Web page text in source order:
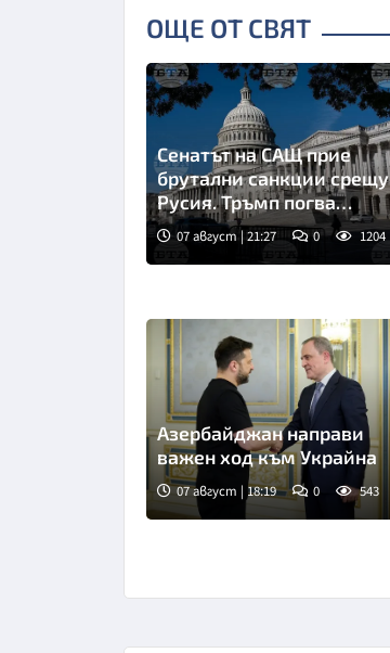
ОЩЕ ОТ СВЯТ
Сенатът на САЩ прие
брутални санкции срещу
Русия. Тръмп погва
купувачите
07 август | 21:27 0 1204
Азербайджан направи
важен ход към Украйна
07 август | 18:19 0 543